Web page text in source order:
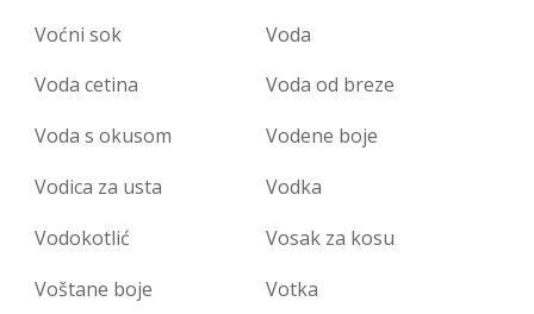
Voćni sok
Voda
Voda cetina
Voda od breze
Voda s okusom
Vodene boje
Vodica za usta
Vodka
Vodokotlić
Vosak za kosu
Voštane boje
Votka